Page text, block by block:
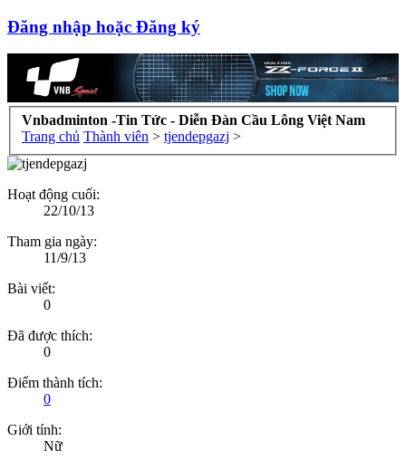
Đăng nhập hoặc Đăng ký
Vnbadminton -Tin Tức - Diễn Đàn Cầu Lông Việt Nam
Trang chủ Thành viên > tjendepgazj >
Hoạt động cuối:
22/10/13
Tham gia ngày:
11/9/13
Bài viết:
0
Đã được thích:
0
Điểm thành tích:
0
Giới tính:
Nữ